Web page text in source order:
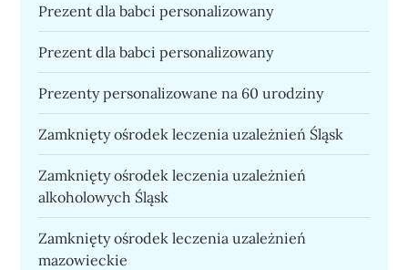
Prezent dla babci personalizowany
Prezent dla babci personalizowany
Prezenty personalizowane na 60 urodziny
Zamknięty ośrodek leczenia uzależnień Śląsk
Zamknięty ośrodek leczenia uzależnień
alkoholowych Śląsk
Zamknięty ośrodek leczenia uzależnień
mazowieckie